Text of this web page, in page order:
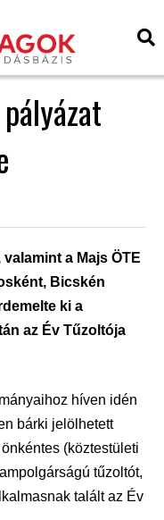
a Majs ÖTE
Bicskén
ki a
az Év Tűzoltója
híven idén
bárki jelölhetett
(köztestületi
tűzoltót,
talált az Év